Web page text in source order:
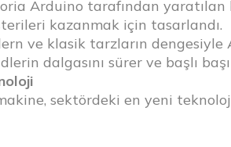
Arduino tarafından yaratılan
kazanmak için tasarlandı.
ve klasik tarzların dengesiyle
dalgasını sürer ve başlı
sektördeki en yeni
Timer : Dahili shot timer